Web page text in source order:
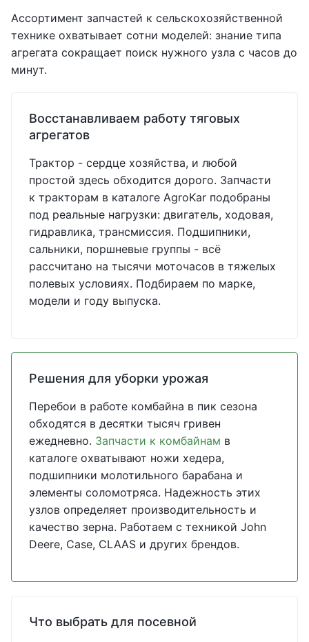
Ассортимент запчастей к сельскохозяйственной
технике охватывает сотни моделей: знание типа
агрегата сокращает поиск нужного узла с часов до
минут.
Восстанавливаем работу тяговых
агрегатов
Трактор - сердце хозяйства, и любой
простой здесь обходится дорого. Запчасти
к тракторам в каталоге AgroKar подобраны
под реальные нагрузки: двигатель, ходовая,
гидравлика, трансмиссия. Подшипники,
сальники, поршневые группы - всё
рассчитано на тысячи моточасов в тяжелых
полевых условиях. Подбираем по марке,
модели и году выпуска.
Решения для уборки урожая
Перебои в работе комбайна в пик сезона
обходятся в десятки тысяч гривен
ежедневно. Запчасти к комбайнам в
каталоге охватывают ножи хедера,
подшипники молотильного барабана и
элементы соломотряса. Надежность этих
узлов определяет производительность и
качество зерна. Работаем с техникой John
Deere, Case, CLAAS и других брендов.
Что выбрать для посевной